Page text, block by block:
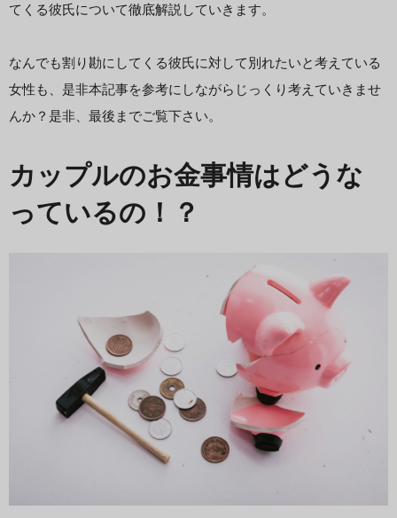
てくる彼氏について徹底解説していきます。
なんでも割り勘にしてくる彼氏に対して別れたいと考えている
女性も、是非本記事を参考にしながらじっくり考えていきませ
んか？是非、最後までご覧下さい。
カップルのお金事情はどうな
っているの！？